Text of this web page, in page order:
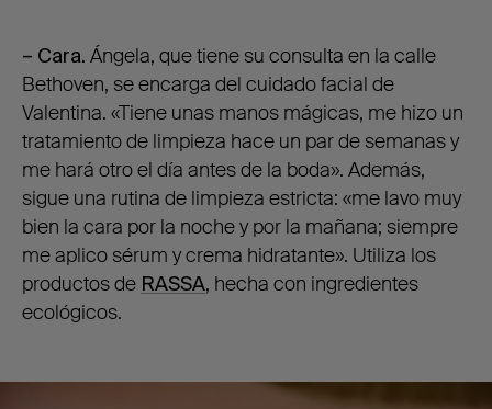
– Cara. Ángela, que tiene su consulta en la calle
Bethoven, se encarga del cuidado facial de
Valentina. «Tiene unas manos mágicas, me hizo un
tratamiento de limpieza hace un par de semanas y
me hará otro el día antes de la boda». Además,
sigue una rutina de limpieza estricta: «me lavo muy
bien la cara por la noche y por la mañana; siempre
me aplico sérum y crema hidratante». Utiliza los
productos de RASSA, hecha con ingredientes
ecológicos.